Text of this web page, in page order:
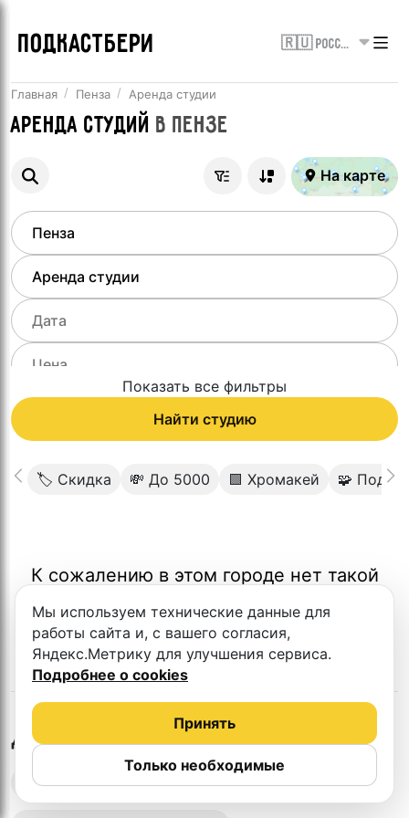
ПОДКАСТБЕРИ 🇷🇺 Россия
Главная Пенза Аренда студии
Аренда студий в Пензе
На карте
Показать все фильтры
Найти студию
🏷 Скидка 💸 До 5000 🟩 Хромакей 🧩 Под
К сожалению в этом городе нет такой
Другие студии в Пензе
Выездная запись подкастов
Мы используем технические данные для
работы сайта и, с вашего согласия,
Яндекс.Метрику для улучшения сервиса.
Подробнее о cookies
Только необходимые
Принять